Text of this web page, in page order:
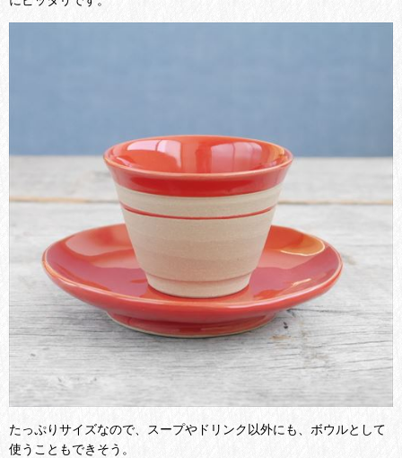
たっぷりサイズなので、スープやドリンク以外にも、ボウルとして
使うこともできそう。